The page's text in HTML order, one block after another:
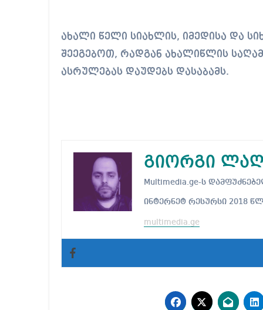
ახალი წელი სიახლის, იმედისა და
შეეგებოთ, რადგან ახალიწლის
ასრულებას დაუდებს დასაბამს.
გიორგი
Multimedia.ge-ს
ინტერნეტ რესურსი 2018
multimedia.ge